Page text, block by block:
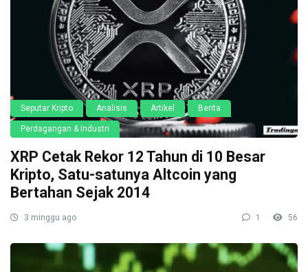
Seputar Kripto Analisis Artikel Berita
Perdagangan & Industri
XRP Cetak Rekor 12 Tahun di 10 Besar
Kripto, Satu-satunya Altcoin yang
Bertahan Sejak 2014
3 minggu ago 1 56